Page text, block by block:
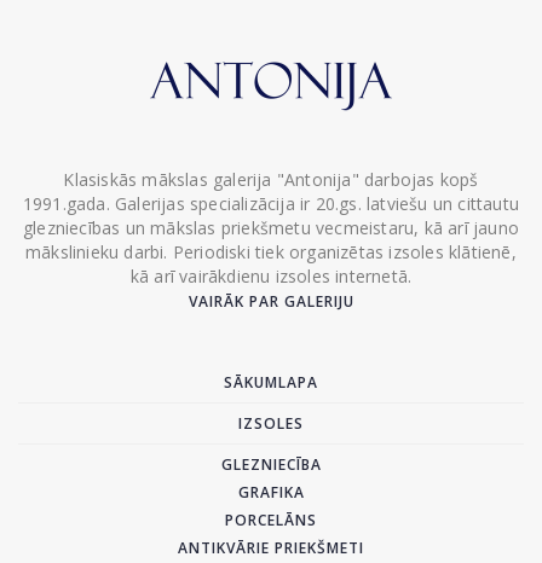
Klasiskās mākslas galerija "Antonija" darbojas kopš
1991.gada. Galerijas specializācija ir 20.gs. latviešu un cittautu
glezniecības un mākslas priekšmetu vecmeistaru, kā arī jauno
mākslinieku darbi. Periodiski tiek organizētas izsoles klātienē,
kā arī vairākdienu izsoles internetā.
VAIRĀK PAR GALERIJU
SĀKUMLAPA
IZSOLES
GLEZNIECĪBA
GRAFIKA
PORCELĀNS
ANTIKVĀRIE PRIEKŠMETI